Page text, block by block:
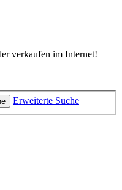
verkaufen im Internet!
Erweiterte Suche